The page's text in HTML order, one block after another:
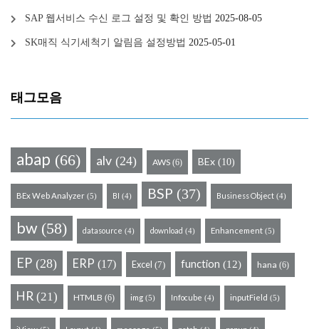
SAP 웹서비스 수신 로그 설정 및 확인 방법 2025-08-05
SK매직 식기세척기 알림음 설정방법 2025-05-01
태그모음
abap (66) alv (24) AWS (6) BEx (10)
BEx Web Analyzer (5) BI (4) BSP (37) Business Object (4)
bw(58) datasource (4) download (4) Enhancement (5)
EP (28) ERP (17) Excel (7) function (12) hana (6)
HR (21) HTMLB (6) img (5) Infocube (4) inputField (5)